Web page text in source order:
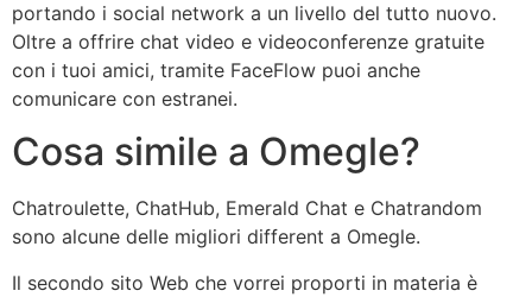
portando i social network a un livello del tutto nuovo.
Oltre a offrire chat video e videoconferenze gratuite
con i tuoi amici, tramite FaceFlow puoi anche
comunicare con estranei.
Cosa simile a Omegle?
Chatroulette, ChatHub, Emerald Chat e Chatrandom
sono alcune delle migliori different a Omegle.
Il secondo sito Web che vorrei proporti in materia è